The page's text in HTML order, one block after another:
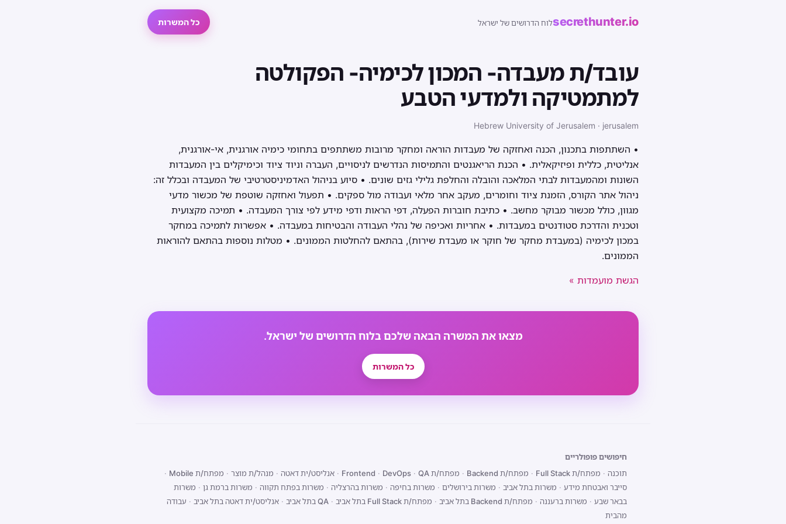
secrethunter.ioלוח הדרושים של ישראל כל המשרות
עובד/ת מעבדה- המכון לכימיה- הפקולטה
למתמטיקה ולמדעי הטבע
Hebrew University of Jerusalem · jerusalem
• השתתפות בתכנון, הכנה ואחזקה של מעבדות הוראה ומחקר מרובות משתתפים בתחומי כימיה אורגנית, אי-אורגנית,
אנליטית, כללית ופיזיקאלית. • הכנת הריאגנטים והתמיסות הנדרשים לניסויים, העברה וניוד ציוד וכימיקלים בין המעבדות
השונות ומהמעבדות לבתי המלאכה והובלה והחלפת גלילי גזים שונים. • סיוע בניהול האדמיניסטרטיבי של המעבדה ובכלל זה:
ניהול אתר הקורס, הזמנת ציוד וחומרים, מעקב אחר מלאי ועבודה מול ספקים. • תפעול ואחזקה שוטפת של מכשור מדעי
מגוון, כולל מכשור מבוקר מחשב. • כתיבת חוברות הפעלה, דפי הראות ודפי מידע לפי צורך המעבדה. • תמיכה מקצועית
וטכנית והדרכת סטודנטים במעבדות. • אחריות ואכיפה של נהלי העבודה והבטיחות במעבדה. • אפשרות לתמיכה במחקר
במכון לכימיה (במעבדת מחקר של חוקר או מעבדת שירות), בהתאם להחלטות הממונים. • מטלות נוספות בהתאם להוראות
הממונים.
הגשת מועמדות »
מצאו את המשרה הבאה שלכם בלוח הדרושים של ישראל.
כל המשרות
חיפושים פופולריים
תוכנה · מפתח/ת Full Stack · מפתח/ת Backend · מפתח/ת Frontend · DevOps · QA
· אנליסט/ית דאטה · מנהל/ת מוצר · מפתח/ת Mobile
·
סייבר ואבטחת מידע · משרות בתל אביב · משרות בירושלים · משרות בחיפה · משרות בהרצליה · משרות בפתח תקווה · משרות ברמת גן · משרות
בבאר שבע · משרות ברעננה · מפתח/ת Backend בתל אביב · מפתח/ת Full Stack בתל אביב · QA בתל אביב · אנליסט/ית דאטה בתל אביב · עבודה
מהבית